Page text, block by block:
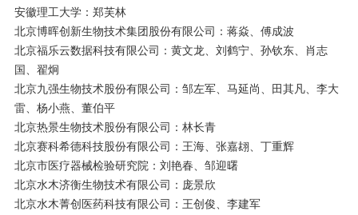
安徽理工大学：郑芙林
北京博晖创新生物技术集团股份有限公司：蒋焱、傅成波
北京福乐云数据科技有限公司：黄文龙、刘鹤宁、孙钦东、肖志
国、翟炯
北京九强生物技术股份有限公司：邹左军、马延尚、田其凡、李大
雷、杨小燕、董伯平
北京热景生物技术股份有限公司：林长青
北京赛科希德科技股份有限公司：王海、张嘉翃、丁重辉
北京市医疗器械检验研究院：刘艳春、邹迎曙
北京水木济衡生物技术有限公司：庞景欣
北京水木菁创医药科技有限公司：王创俊、李建军